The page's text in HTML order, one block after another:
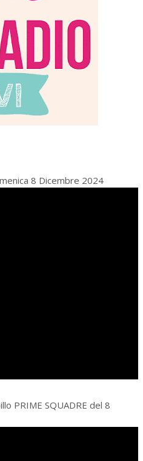
8 Dicembre 2024
PRIME SQUADRE del 8